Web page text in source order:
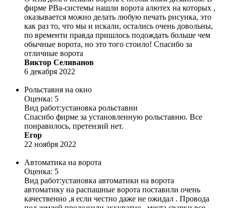
фирме РВа-системы нашли ворота алютех на которых ,
оказывается можно делать любую печать рисунка, это
как раз то, что мы и искали, остались очень довольны,
по временти правда пришлось подождать больше чем
обычные ворота, но это того стоило! Спасибо за
отличные ворота
Виктор Селиванов
6 декабря 2022
Рольставня на окно
Оценка: 5
Вид работ:установка рольставни
Спасибо фирме за установленную рольставню. Все
понравилось, претензий нет.
Егор
22 ноября 2022
Автоматика на ворота
Оценка: 5
Вид работ:установка автоматики на ворота
автоматику на распашные ворота поставили очень
качественно ,я если честно даже не ожидал . Провода